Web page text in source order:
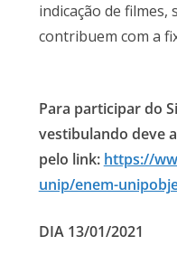
indicação de filmes,
contribuem com a
Para participar do
vestibulando deve
pelo link: https://
unip/enem-
DIA 13/01/2021